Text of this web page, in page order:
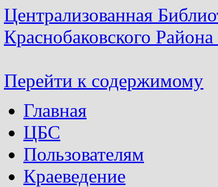
Централизованная
Краснобаковского
Перейти к содержимому
Главная
ЦБС
Пользователям
Краеведение